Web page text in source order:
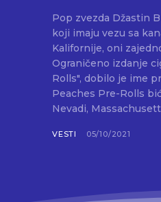
Pop zvezda Džastin
koji imaju vezu sa kanabisom. Kako je objavila
Kalifornije, oni
Ograničeno izdanje
Rolls", dobilo je ime
Peaches Pre-Rolls
Nevadi,
VESTI 05/10/2021